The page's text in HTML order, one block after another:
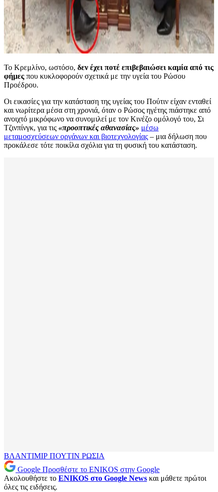
Το Κρεμλίνο, ωστόσο, δεν έχει ποτέ επιβεβαιώσει καμία από τις
φήμες που κυκλοφορούν σχετικά με την υγεία του Ρώσου
Προέδρου.
Οι εικασίες για την κατάσταση της υγείας του Πούτιν είχαν ενταθεί
και νωρίτερα μέσα στη χρονιά, όταν ο Ρώσος ηγέτης πιάστηκε από
ανοιχτό μικρόφωνο να συνομιλεί με τον Κινέζο ομόλογό του, Σι
Τζινπίνγκ, για τις «προοπτικές αθανασίας» μέσω
μεταμοσχεύσεων οργάνων και βιοτεχνολογίας – μια δήλωση που
προκάλεσε τότε ποικίλα σχόλια για τη φυσική του κατάσταση.
ΒΛΑΝΤΙΜΙΡ ΠΟΥΤΙΝ ΡΩΣΙΑ
Google Προσθέστε το ENIKOS στην Google
Ακολουθήστε το ENIKOS στο Google News και μάθετε πρώτοι
όλες τις ειδήσεις.